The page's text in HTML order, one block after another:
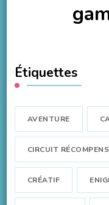
Étiquettes
AVENTURE
CIRCUIT
CRÉATIF